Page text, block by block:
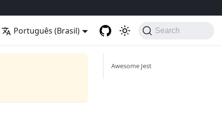
Português (Brasil) Search
Awesome Jest